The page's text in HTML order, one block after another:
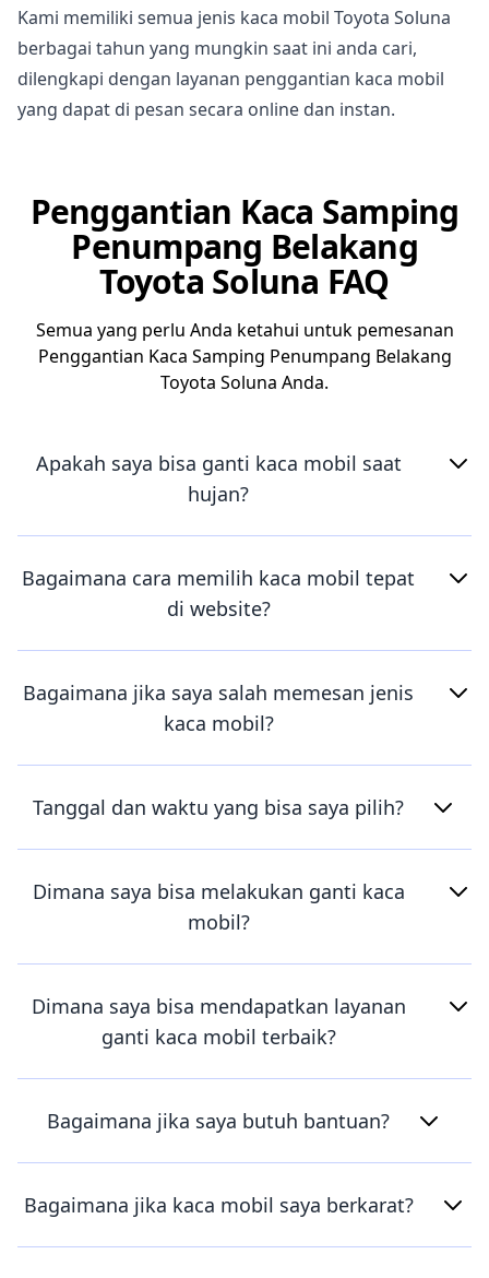
Kami memiliki semua jenis kaca mobil Toyota Soluna
berbagai tahun yang mungkin saat ini anda cari,
dilengkapi dengan layanan penggantian kaca mobil
yang dapat di pesan secara online dan instan.
Penggantian Kaca Samping
Penumpang Belakang
Toyota Soluna FAQ
Semua yang perlu Anda ketahui untuk pemesanan
Penggantian Kaca Samping Penumpang Belakang
Toyota Soluna Anda.
Apakah saya bisa ganti kaca mobil saat
hujan?
Bagaimana cara memilih kaca mobil tepat
di website?
Bagaimana jika saya salah memesan jenis
kaca mobil?
Tanggal dan waktu yang bisa saya pilih?
Dimana saya bisa melakukan ganti kaca
mobil?
Dimana saya bisa mendapatkan layanan
ganti kaca mobil terbaik?
Bagaimana jika saya butuh bantuan?
Bagaimana jika kaca mobil saya berkarat?